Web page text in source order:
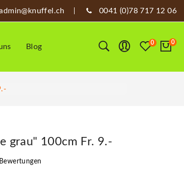
0041 (0)78 717 12 06
Blog 0 0
grau" 100cm Fr. 9.-